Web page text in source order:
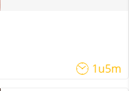
1u5m